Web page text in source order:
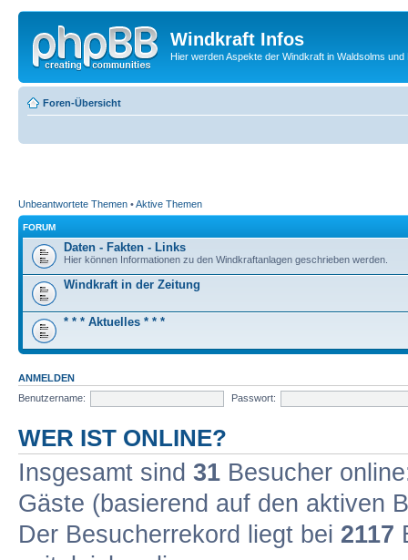
Windkraft Infos
Hier werden Aspekte der Windkraft in Waldsolms
Foren-Übersicht
Unbeantwortete Themen •Aktive Themen
FORUM
Daten - Fakten - Links
Hier können Informationen zu den Windkraftanlagen geschrieben werden.
Windkraft in der Zeitung
* * * Aktuelles * * *
ANMELDEN
Benutzername:
Passwort:
WER IST ONLINE?
Insgesamt sind 31 Besucher
Gäste (basierend auf den aktiven
Der Besucherrekord liegt bei 2117